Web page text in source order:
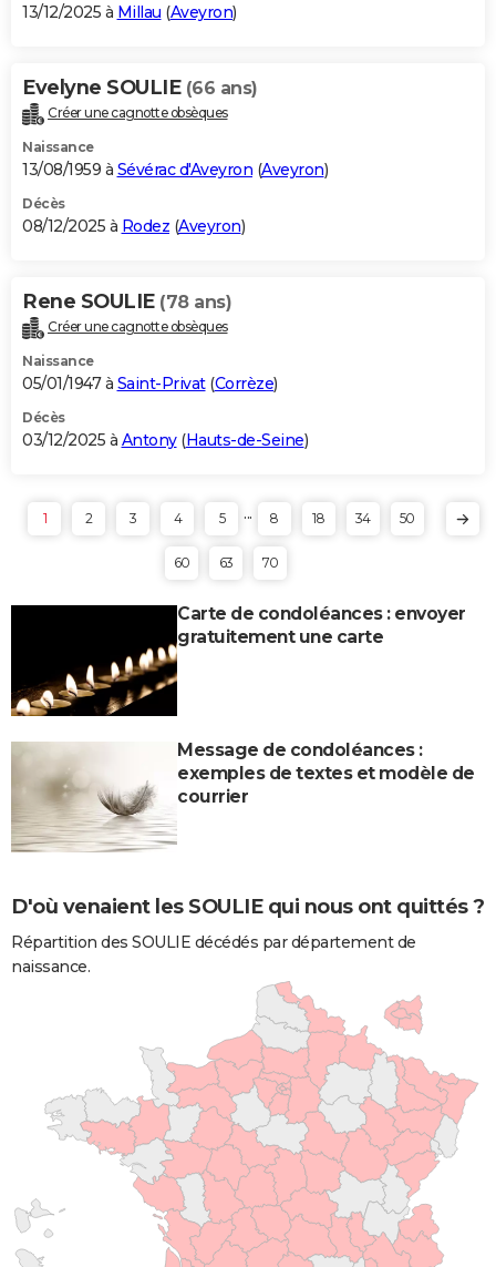
13/12/2025 à Millau (Aveyron)
Evelyne SOULIE (66 ans)
Créer une cagnotte obsèques
Naissance
13/08/1959 à Sévérac d'Aveyron (Aveyron)
Décès
08/12/2025 à Rodez (Aveyron)
Rene SOULIE (78 ans)
Créer une cagnotte obsèques
Naissance
05/01/1947 à Saint-Privat(Corrèze)
Décès
03/12/2025 à Antony(Hauts-de-Seine)
1 2 3 4 5 ... 8 18 34 50
60 63 70
Carte de condoléances : envoyer
gratuitement une carte
Message de condoléances :
exemples de textes et modèle de
courrier
D'où venaient les SOULIE qui nous ont quittés ?
Répartition des SOULIE décédés par département de
naissance.